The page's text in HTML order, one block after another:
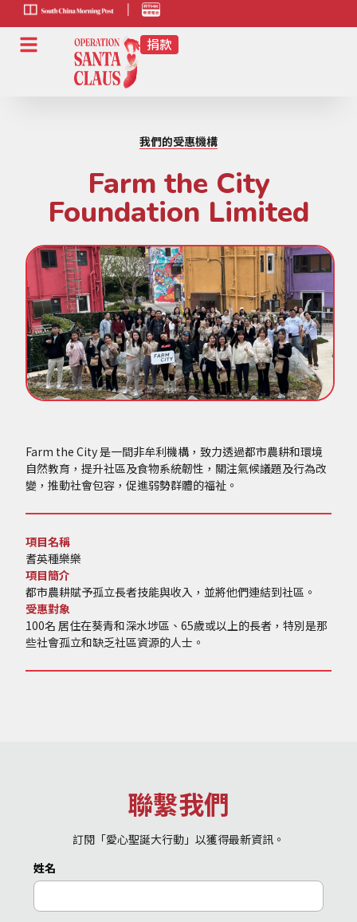
HK-
radio-
link
我們的受惠機構
Farm the City
Foundation Limited
Farm the City 是一間非牟利機構，致力透過都市農耕和環境
自然教育，提升社區及食物系統韌性，關注氣候議題及行為改
變，推動社會包容，促進弱勢群體的福祉。
項目名稱
耆英種樂樂
項目簡介
都市農耕賦予孤立長者技能與收入，並將他們連結到社區。
受惠對象
100名 居住在葵青和深水埗區、65歲或以上的長者，特別是那
些社會孤立和缺乏社區資源的人士。
聯繫我們
訂閱「愛心聖誕大行動」以獲得最新資訊。
姓名